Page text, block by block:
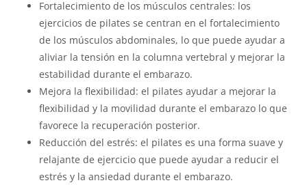
Fortalecimiento de los músculos centrales: los
ejercicios de pilates se centran en el fortalecimiento
de los músculos abdominales, lo que puede ayudar a
aliviar la tensión en la columna vertebral y mejorar la
estabilidad durante el embarazo.
Mejora la flexibilidad: el pilates ayudar a mejorar la
flexibilidad y la movilidad durante el embarazo lo que
favorece la recuperación posterior.
Reducción del estrés: el pilates es una forma suave y
relajante de ejercicio que puede ayudar a reducir el
estrés y la ansiedad durante el embarazo.